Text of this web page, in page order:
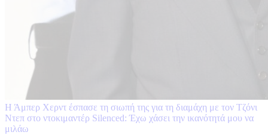
Η Άμπερ Χερντ έσπασε τη σιωπή της για τη διαμάχη με τον Τζόνι
Ντεπ στο ντοκιμαντέρ Silenced: Έχω χάσει την ικανότητά μου να
μιλάω